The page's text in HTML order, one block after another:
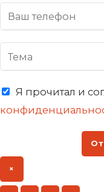
Я прочитал и
×